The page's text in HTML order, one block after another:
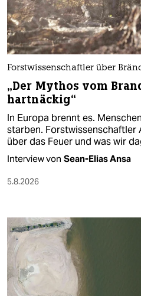
Forstwissenschaftler über
„Der Mythos vom
hartnäckig“
In Europa brennt es.
starben. Forstwissenschaftler
über das Feuer und was wir
Interview von Sean-Elias Ansa
5.8.2026